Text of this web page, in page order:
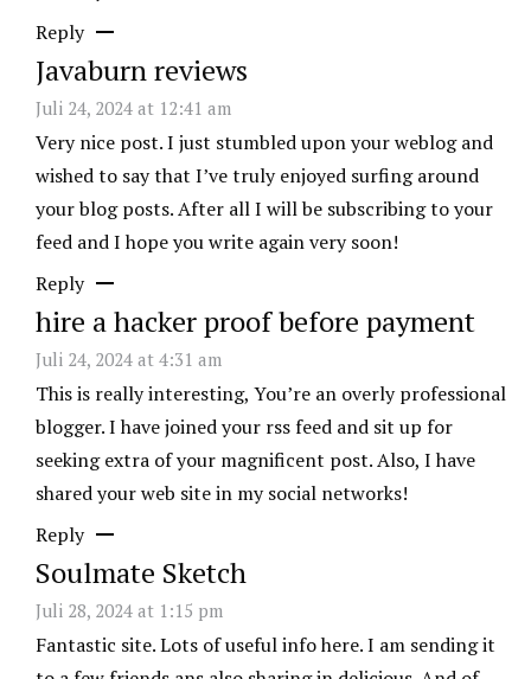
Reply
Javaburn reviews
Juli 24, 2024 at 12:41 am
Very nice post. I just stumbled upon your weblog and
wished to say that I’ve truly enjoyed surfing around
your blog posts. After all I will be subscribing to your
feed and I hope you write again very soon!
Reply
hire a hacker proof before payment
Juli 24, 2024 at 4:31 am
This is really interesting, You’re an overly professional
blogger. I have joined your rss feed and sit up for
seeking extra of your magnificent post. Also, I have
shared your web site in my social networks!
Reply
Soulmate Sketch
Juli 28, 2024 at 1:15 pm
Fantastic site. Lots of useful info here. I am sending it